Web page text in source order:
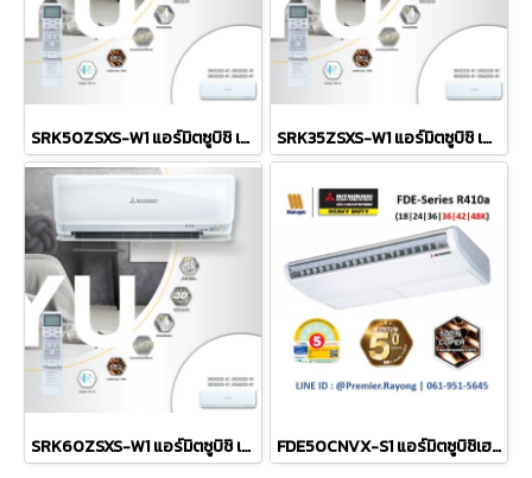
SRK50ZSXS-W1 แอร์มิตซูบิชิ เฮพวี่ดิวตี้ HEAVYDUTY แบบติดผนัง รุ่น FUYU Series SUPER DELUXE INVERTER R-32 ขนาดทำความเย็น Cooling 17,105BTU(3412-21154) #5⭐⭐⭐ / ขนาดทำความร้อน Heating 20,472BTU(2730-27978) #5⭐⭐⭐ รีโมทไร้สาย พร้อมติดตั้ง SRK35ZSXS-W1 แอร์มิตซูบิชิ เฮพวี่ดิวตี้ HEAVYDUTY แบบติดผนัง รุ่น FUYU Series SUPER DELUXE INVERTER R-32 ขนาดทำความเย็น Cooling 12,103BTU(3070-15354) #5⭐⭐⭐⭐⭐ / ขนาดทำความร้อน Heating 14,672BTU(2730-23202) #5⭐⭐⭐⭐⭐ รีโมทไร้สาย พร้อมติดตั้ง
SRK60ZSXS-W1 แอร์มิตซูบิชิ เฮพวี่ดิวตี้ HEAVYDUTY แบบติดผนัง รุ่น FUYU Series SUPER DELUXE INVERTER R-32 ขนาดทำความเย็น Cooling 20,977BTU(3412-23542) #5⭐⭐ / ขนาดทำความร้อน Heating 23,202BTU(2730-30023) #5⭐⭐ รีโมทไร้สาย พร้อมติดตั้ง FDE50CNVX-S1 แอร์มิตซูบิชิเฮพวี่ดิวตี้ HEAVYDUTY แบบแขวนใต้ฝ้า รุ่น FDE-Series Fixed ขนาด 18,252BTU#5 รีโมทไร้สาย (เฉพาะเครื่อง)